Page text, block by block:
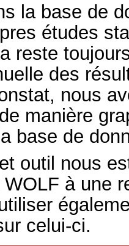
la base de
études
reste
des
nous
manière
base de
outil nous
à une
celui-ci.